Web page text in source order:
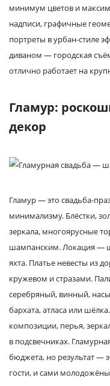
минимум цветов и
надписи, графичные
портреты в урбан-стиле
диваном — городская
отлично работает на
Гламур:
декор
Гламур — это свадьба-
минимализму. Блёстки,
зеркала, многоярусные
шампанским. Локация —
яхта. Платье невесты из
кружевом и стразами.
серебряный, винный,
бархата, атласа или
композиции, перья,
в подсвечниках.
бюджета, но результат —
гости, и сами